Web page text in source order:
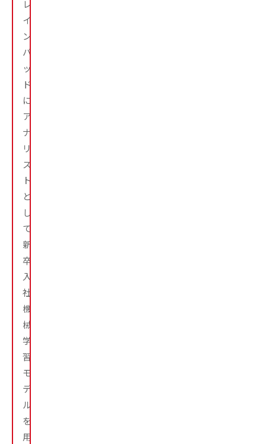
レ
イ
ン
パ
ッ
ド
に
ア
ナ
リ
ス
ト
と
し
て
新
卒
入
社。
機
械
学
習
モ
デ
ル
を
用